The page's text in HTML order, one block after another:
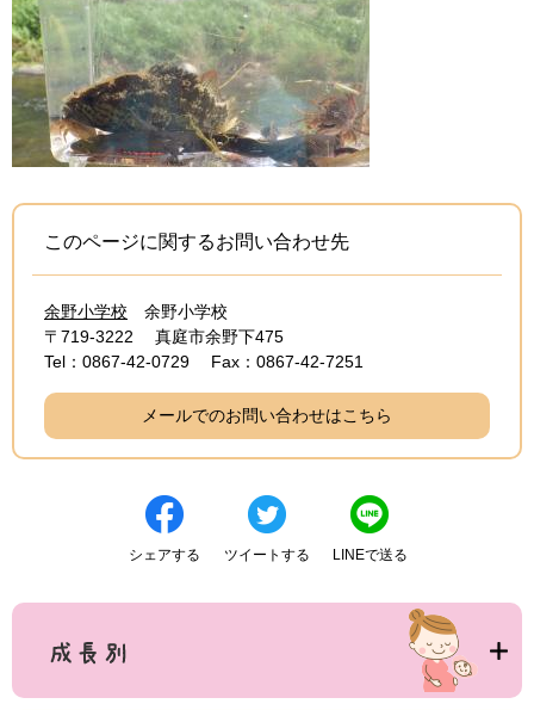
このページに関するお問い合わせ先
余野小学校
余野小学校
〒719-3222
真庭市余野下475
Tel：0867-42-0729
Fax：0867-42-7251
メールでのお問い合わせはこちら
シェアする ツイートする LINEで送る